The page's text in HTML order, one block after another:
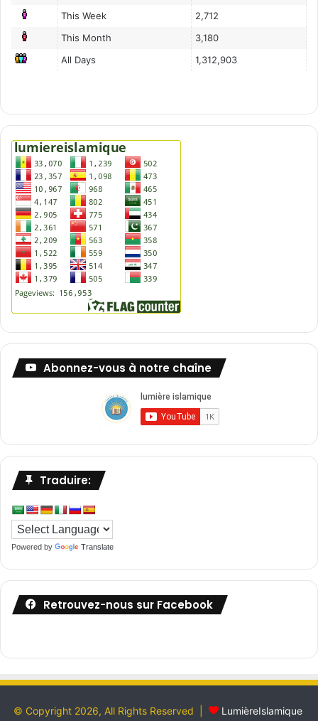
This Week
2,712
This Month
3,180
All Days
1,312,903
Abonnez-vous à notre chaîne
Traduire:
Powered by Translate
Retrouvez-nous sur Facebook
© Copyright 2026, All Rights Reserved | LumièreIslamique